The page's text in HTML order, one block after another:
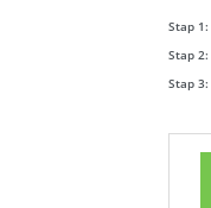
Stap 1:
Stap 2:
Stap 3: